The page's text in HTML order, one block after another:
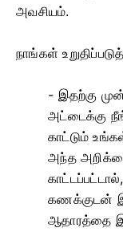
அவசியம்.
நாங்கள்
- இதற்கு
அட்டைக்கு
காட்டும்
அந்த
கணக்குடன்
ஆதாரத்தை